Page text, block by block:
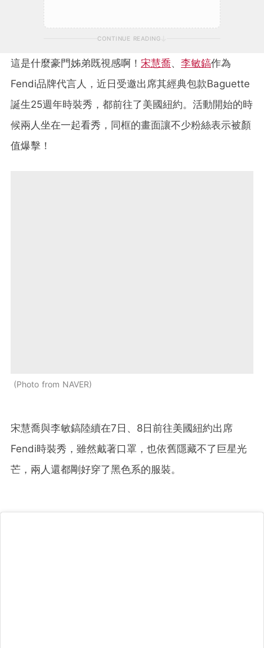
CONTINUE READING
這是什麼豪門姊弟既視感啊！ 宋慧喬、 李敏鎬作為
Fendi品牌代言人，近日受邀出席其經典包款Baguette
誕生25週年時裝秀，都前往了美國紐約。活動開始的時
候兩人坐在一起看秀，同框的畫面讓不少粉絲表示被顏
值爆擊！
Photo from NAVER
宋慧喬與李敏鎬陸續在7日、8日前往美國紐約出席
Fendi時裝秀，雖然戴著口罩，也依舊隱藏不了巨星光
芒，兩人還都剛好穿了黑色系的服裝。